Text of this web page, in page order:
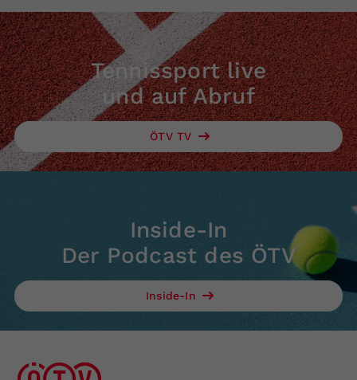
Tennissport live
und auf Abruf
ÖTV TV
Inside-In
Der Podcast des ÖTV
Inside-In